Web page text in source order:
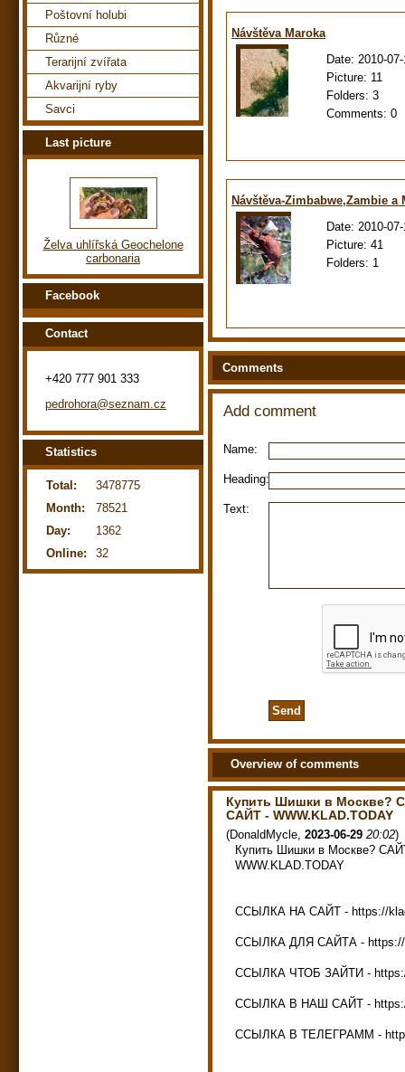
Návštěva Maroka
Date: 2010-
Picture: 11
Folders: 3
Comments: 0
Návštěva-Zimbabwe,Zambie a
Date: 2010-
Picture: 41
Folders: 1
Comments
Add comment
Name:
Heading:
Text:
Overview of comments
Купить Шишки в Москве?
САЙТ - WWW.KLAD.TODAY
(DonaldMycle 2023-06-29 20:02)
Купить Шишки в Москве?
WWW.KLAD.TODAY
ССЫЛКА НА САЙТ - https://
ССЫЛКА ДЛЯ САЙТА - https://
ССЫЛКА ЧТОБ ЗАЙТИ -
ССЫЛКА В НАШ САЙТ -
ССЫЛКА В ТЕЛЕГРАММ -
Poštovní holubi
Různé
Terarijní zvířata
Akvarijní ryby
Savci
Last picture
Želva uhlířská Geochelone
carbonaria
Facebook
Contact
+420 777 901 333
pedrohora@seznam.cz
Statistics
Online: 32
Total:
3478775
Month:
78521
Day:
1362